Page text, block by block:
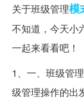
关于班级管理模
不知道，今天小
一起来看看吧！
1、一、班级管
级管理操作的出